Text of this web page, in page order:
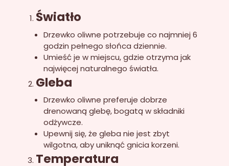
Światło
Drzewko oliwne potrzebuje co najmniej 6
godzin pełnego słońca dziennie.
Umieść je w miejscu, gdzie otrzyma jak
najwięcej naturalnego światła.
Gleba
Drzewko oliwne preferuje dobrze
drenowaną glebę, bogatą w składniki
odżywcze.
Upewnij się, że gleba nie jest zbyt
wilgotna, aby uniknąć gnicia korzeni.
Temperatura